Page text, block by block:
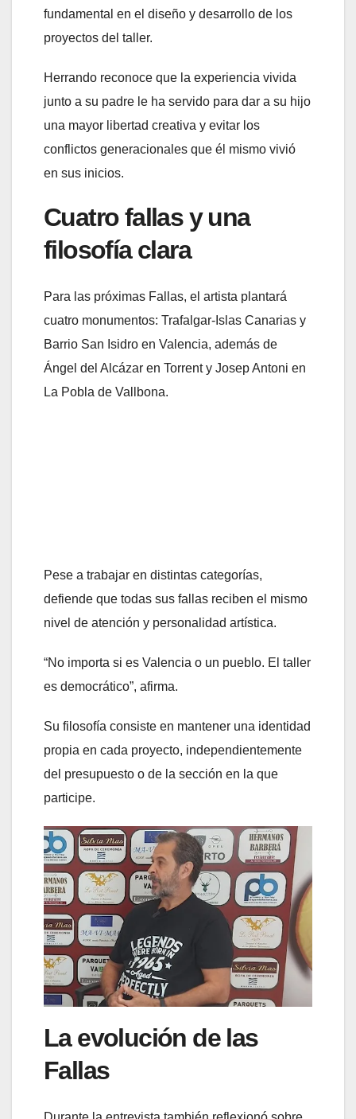
fundamental en el diseño y desarrollo de los
proyectos del taller.
Herrando reconoce que la experiencia vivida
junto a su padre le ha servido para dar a su hijo
una mayor libertad creativa y evitar los
conflictos generacionales que él mismo vivió
en sus inicios.
Cuatro fallas y una
filosofía clara
Para las próximas Fallas, el artista plantará
cuatro monumentos: Trafalgar-Islas Canarias y
Barrio San Isidro en Valencia, además de
Ángel del Alcázar en Torrent y Josep Antoni en
La Pobla de Vallbona.
Pese a trabajar en distintas categorías,
defiende que todas sus fallas reciben el mismo
nivel de atención y personalidad artística.
“No importa si es Valencia o un pueblo. El taller
es democrático”, afirma.
Su filosofía consiste en mantener una identidad
propia en cada proyecto, independientemente
del presupuesto o de la sección en la que
participe.
La evolución de las
Fallas